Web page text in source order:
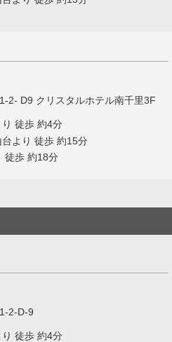
2- D9 クリスタルホテル南千里3F
徒歩 約4分
より 徒歩 約15分
徒歩 約18分
2-D-9
徒歩 約4分